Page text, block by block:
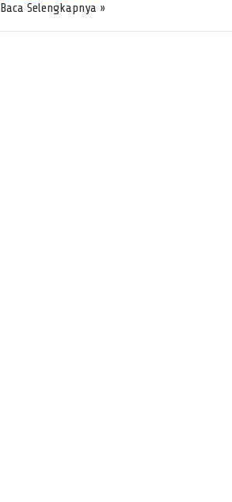
Baca Selengkapnya »